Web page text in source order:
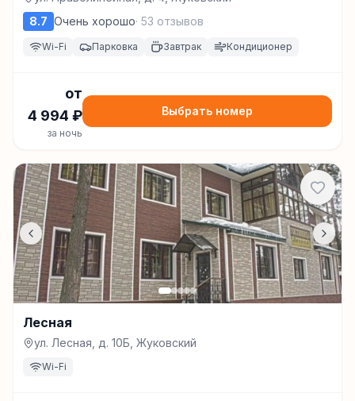
8.7 Очень хорошо· 53 отзывов
Wi-Fi Парковка Завтрак Кондиционер
от
4 994 ₽
за ночь
Выбрать номер
Лесная
ул. Лесная, д. 10Б, Жуковский
Wi-Fi